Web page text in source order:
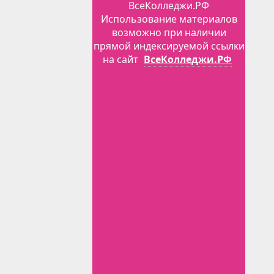
ВсеКолледжи.РФ
Использование материалов
возможно при наличии
прямой индексируемой ссылки
на сайт ВсеКолледжи.РФ